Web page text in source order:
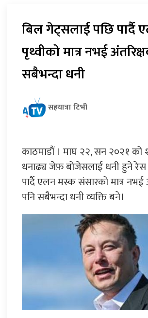
बिल गेट्सलाई पछि पार्दै
पृथ्वीको मात्र नभई
सबैभन्दा धनी
सहयात्रा टिभी
काठमाडौं । माघ २२, सन २०२१ को
धनाढ्य जेफ़ बोजेसलाई धनी हुने रेस
पार्दै एलन मस्क संसारको मात्र नभई
पनि सबैभन्दा धनी व्यक्ति बने।